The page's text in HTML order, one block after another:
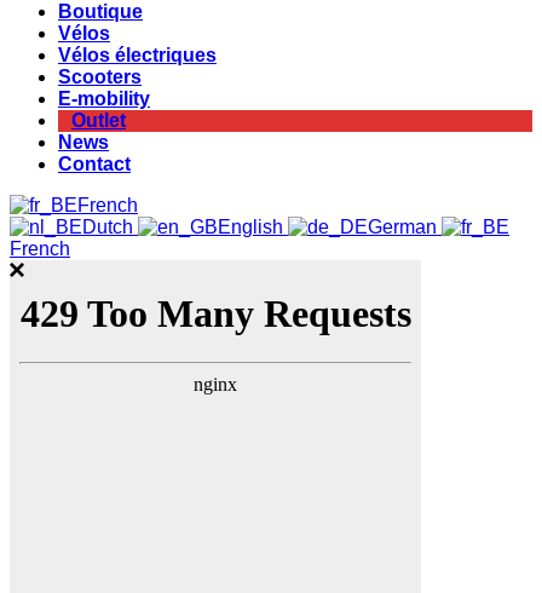
Boutique
Vélos
Vélos électriques
Scooters
E-mobility
Outlet
News
Contact
French
Dutch
English
German
French